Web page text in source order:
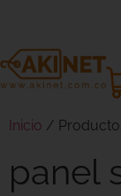
Inicio /
panel